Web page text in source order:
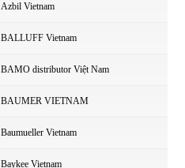
Azbil Vietnam
BALLUFF Vietnam
BAMO distributor Việt Nam
BAUMER VIETNAM
Baumueller Vietnam
Baykee Vietnam